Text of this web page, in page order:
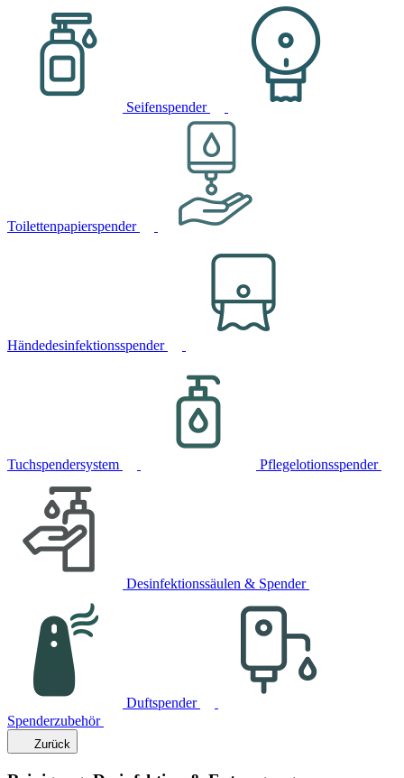
Seifenspender
Toilettenpapierspender
Händedesinfektionsspender
Tuchspendersystem Pflegelotionsspender
Desinfektionssäulen & Spender
Duftspender
Spenderzubehör
Zurück